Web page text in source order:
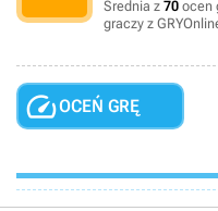
Średnia z 70 ocen
graczy z
OCEŃ GRĘ